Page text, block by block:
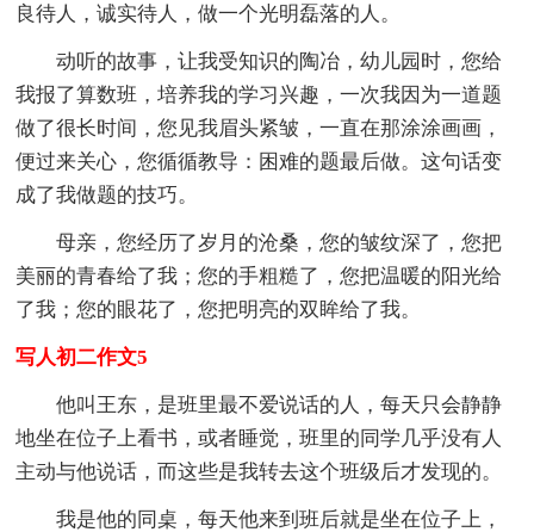
良待人，诚实待人，做一个光明磊落的人。
动听的故事，让我受知识的陶冶，幼儿园时，您给
我报了算数班，培养我的学习兴趣，一次我因为一道题
做了很长时间，您见我眉头紧皱，一直在那涂涂画画，
便过来关心，您循循教导：困难的题最后做。这句话变
成了我做题的技巧。
母亲，您经历了岁月的沧桑，您的皱纹深了，您把
美丽的青春给了我；您的手粗糙了，您把温暖的阳光给
了我；您的眼花了，您把明亮的双眸给了我。
写人初二作文5
他叫王东，是班里最不爱说话的人，每天只会静静
地坐在位子上看书，或者睡觉，班里的同学几乎没有人
主动与他说话，而这些是我转去这个班级后才发现的。
我是他的同桌，每天他来到班后就是坐在位子上，